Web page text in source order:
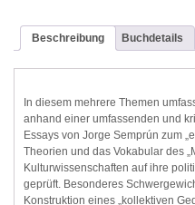
Beschreibung Buchdetails
In diesem mehrere Themen
anhand einer umfassenden und
Essays von Jorge Semprún zum
Theorien und das Vokabular des
Kulturwissenschaften auf ihre
geprüft. Besonderes
Konstruktion eines „kollektiven